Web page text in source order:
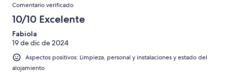
Comentario verificado
10/10 Excelente
Fabiola
19 de dic de 2024
Aspectos positivos: Limpieza, personal y instalaciones y estado del
alojamiento